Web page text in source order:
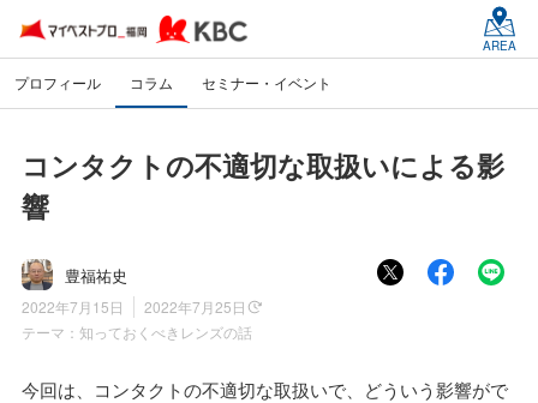
AREA
プロフィール コラム セミナー・イベント
コンタクトの不適切な取扱いによる影
響
豊福祐史
2022年7月15日
2022年7月25日
テーマ： 知っておくべきレンズの話
今回は、コンタクトの不適切な取扱いで、どういう影響がで